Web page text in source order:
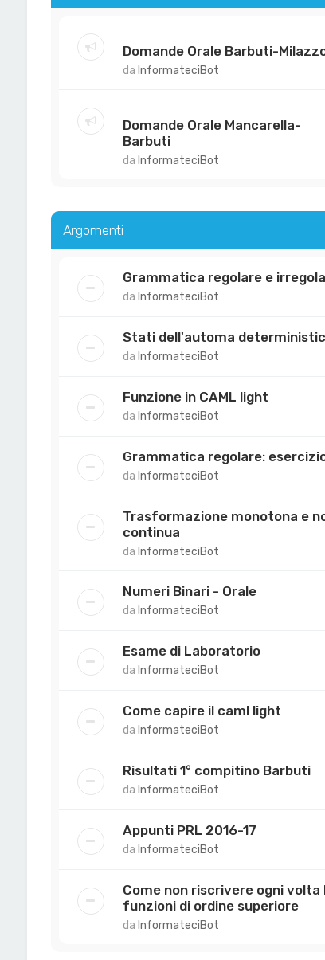
Domande Orale Barbuti-
da InformateciBot
Domande Orale Mancarella-
Barbuti
da InformateciBot
Argomenti
Grammatica regolare e
da InformateciBot
Stati dell'automa
da InformateciBot
Funzione in CAML light
da InformateciBot
Grammatica regolare:
da InformateciBot
Trasformazione monotona e
continua
da InformateciBot
Numeri Binari - Orale
da InformateciBot
Esame di Laboratorio
da InformateciBot
Come capire il caml light
da InformateciBot
Risultati 1° compitino Barbuti
da InformateciBot
Appunti PRL 2016-17
da InformateciBot
Come non riscrivere ogni volta
funzioni di ordine superiore
da InformateciBot